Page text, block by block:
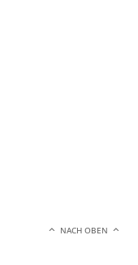
NACH OBEN